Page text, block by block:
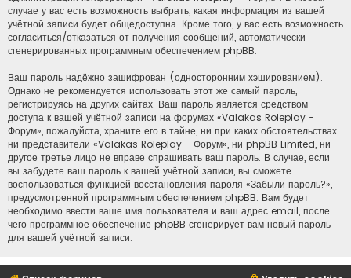
случае у вас есть возможность выбрать, какая информация из вашей
учётной записи будет общедоступна. Кроме того, у вас есть возможность
согласиться/отказаться от получения сообщений, автоматически
сгенерированных программным обеспечением phpBB.
Ваш пароль надёжно зашифрован (односторонним хэшированием).
Однако не рекомендуется использовать этот же самый пароль,
регистрируясь на других сайтах. Ваш пароль является средством
доступа к вашей учётной записи на форумах «Valakas Roleplay -
Форум», пожалуйста, храните его в тайне, ни при каких обстоятельствах
ни представители «Valakas Roleplay - Форум», ни phpBB Limited, ни
другое третье лицо не вправе спрашивать ваш пароль. В случае, если
вы забудете ваш пароль к вашей учётной записи, вы сможете
воспользоваться функцией восстановления пароля «Забыли пароль?»,
предусмотренной программным обеспечением phpBB. Вам будет
необходимо ввести ваше имя пользователя и ваш адрес email, после
чего программное обеспечение phpBB сгенерирует вам новый пароль
для вашей учётной записи.